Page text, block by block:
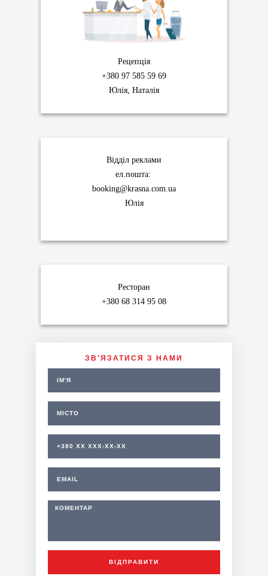
Рецепція
+380 97 585 59 69
Юлія, Наталія
Відділ реклами
ел.пошта:
booking@krasna.com.ua
Юлія
Ресторан
+380 68 314 95 08
ЗВ'ЯЗАТИСЯ З НАМИ
ВІДПРАВИТИ